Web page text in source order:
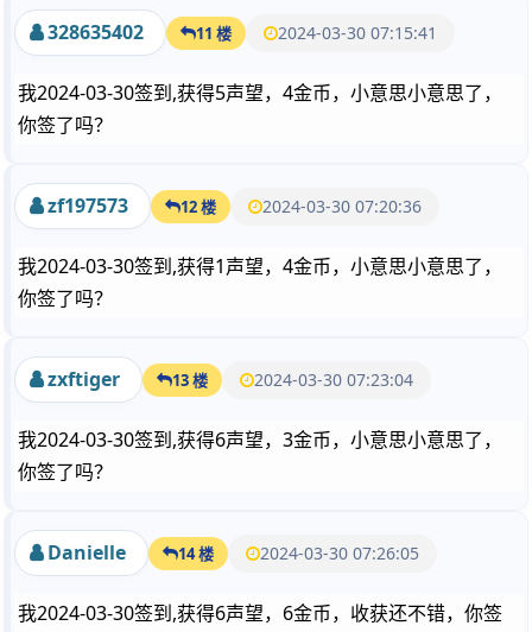
328635402 11 楼 2024-03-30 07:15:41
我2024-03-30签到,获得5声望，4金币，小意思小意思了，
你签了吗？
zf197573 12 楼 2024-03-30 07:20:36
我2024-03-30签到,获得1声望，4金币，小意思小意思了，
你签了吗？
zxftiger 13 楼 2024-03-30 07:23:04
我2024-03-30签到,获得6声望，3金币，小意思小意思了，
你签了吗？
Danielle 14 楼 2024-03-30 07:26:05
我2024-03-30签到,获得6声望，6金币，收获还不错，你签